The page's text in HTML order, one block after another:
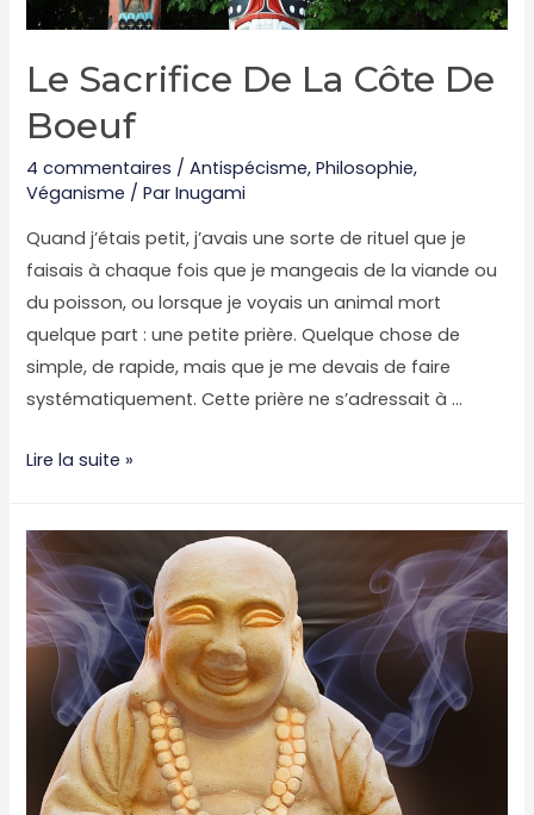
Le Sacrifice De La Côte De
Boeuf
4 commentaires /Antispécisme,Philosophie,
Véganisme / ParInugami
Quand j’étais petit, j’avais une sorte de rituel que je
faisais à chaque fois que je mangeais de la viande ou
du poisson, ou lorsque je voyais un animal mort
quelque part : une petite prière. Quelque chose de
simple, de rapide, mais que je me devais de faire
systématiquement. Cette prière ne s’adressait à …
Le
la
côte
de
boeuf
Lire la suite »